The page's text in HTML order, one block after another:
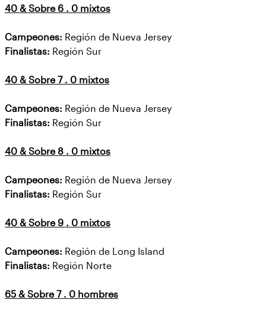
40 & Sobre 6 . 0 mixtos
Campeones: Región de Nueva Jersey
Finalistas: Región Sur
40 & Sobre 7 . 0 mixtos
Campeones: Región de Nueva Jersey
Finalistas: Región Sur
40 & Sobre 8 . 0 mixtos
Campeones: Región de Nueva Jersey
Finalistas: Región Sur
40 & Sobre 9 . 0 mixtos
Campeones: Región de Long Island
Finalistas: Región Norte
65 & Sobre 7 . 0 hombres